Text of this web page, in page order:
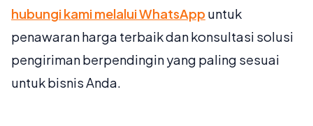
hubungi kami melalui WhatsApp untuk
penawaran harga terbaik dan konsultasi solusi
pengiriman berpendingin yang paling sesuai
untuk bisnis Anda.